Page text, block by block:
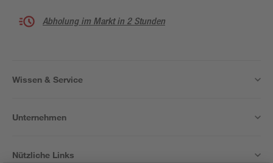
Abholung im Markt in 2 Stunden
Wissen & Service
Unternehmen
Nützliche Links